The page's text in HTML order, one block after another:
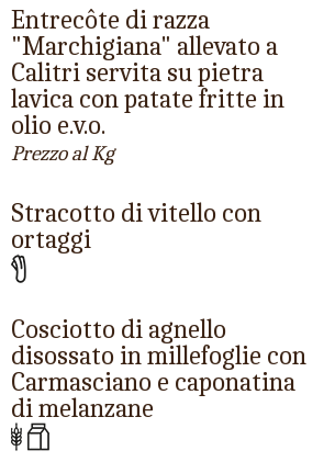
Entrecôte di razza
"Marchigiana" allevato a
Calitri servita su pietra
lavica con patate fritte in
olio e.v.o.
Prezzo al Kg
Stracotto di vitello con
ortaggi
Cosciotto di agnello
disossato in millefoglie con
Carmasciano e caponatina
di melanzane